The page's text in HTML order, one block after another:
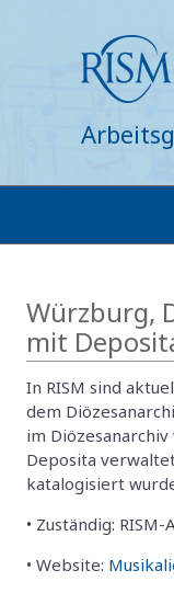
Würzburg,
mit
In RISM sind
dem
im
Deposita
katalogisiert
• Zuständig:
• Website: